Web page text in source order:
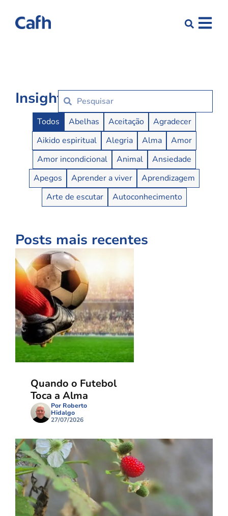
Insights
Insights Buttons
Todos Abelhas Aceitação
Agradecer
Aikido espiritual
Alegria Alma
Amor
Amor incondicional
Animal
Ansiedade
Apegos
Aprender a viver
Aprendizagem
Arte de escutar
Autoconhecimento
Posts mais recentes
Quando o Futebol
Toca a Alma
Por Roberto
Hidalgo
27/07/2026